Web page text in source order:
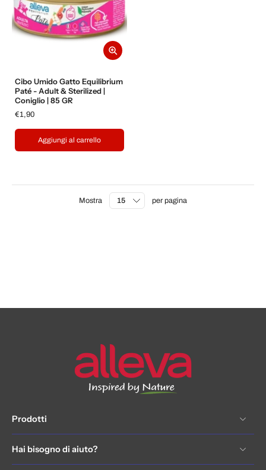
Cibo Umido Gatto Equilibrium
Paté - Adult & Sterilized |
Coniglio | 85 GR
€1,90
Aggiungi al carrello
Mostra per pagina
Prodotti
Hai bisogno di aiuto?